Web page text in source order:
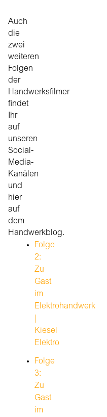
Auch
die
zwei
weiteren
Folgen
der
Handwerksfilmer
findet
Ihr
auf
unseren
Social-
Media-
Kanälen
und
hier
auf
dem
Handwerkblog.
Folge
2:
Zu
Gast
im
Elektrohandwerk
Kiesel
Elektro
Folge
3:
Zu
Gast
im